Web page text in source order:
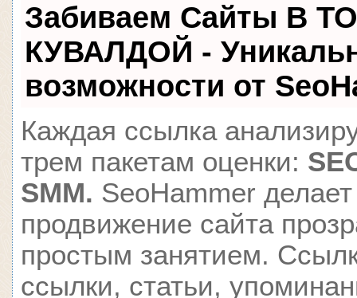
Забиваем Сайты В
КУВАЛДОЙ -
возможности от
Каждая ссылка
трем пакетам оценки:
SMM. SeoHammer делает
продвижение сайта
простым занятием.
ссылки, статьи,